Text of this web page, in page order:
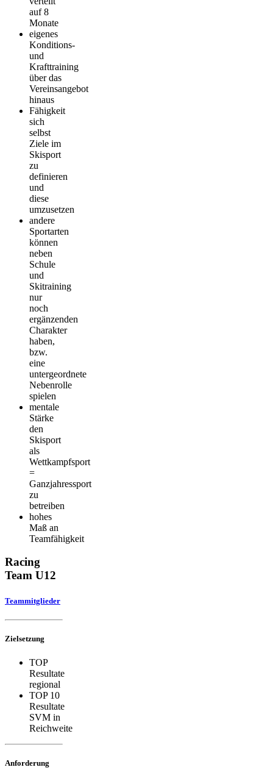
auf 8
Monate
eigenes
Konditions-
und
Krafttraining
über das
Vereinsangebot
hinaus
Fähigkeit
sich
selbst
Ziele im
Skisport
zu
definieren
und
diese
umzusetzen
andere
Sportarten
können
neben
Schule
und
Skitraining
nur
noch
ergänzenden
Charakter
haben,
bzw.
eine
untergeordnete
Nebenrolle
spielen
mentale
Stärke
den
Skisport
als
Wettkampfsport
=
Ganzjahressport
zu
betreiben
hohes
Maß an
Teamfähigkeit
Racing
Team U12
Teammitglieder
Zielsetzung
TOP
Resultate
regional
TOP 10
Resultate
SVM in
Reichweite
Anforderung